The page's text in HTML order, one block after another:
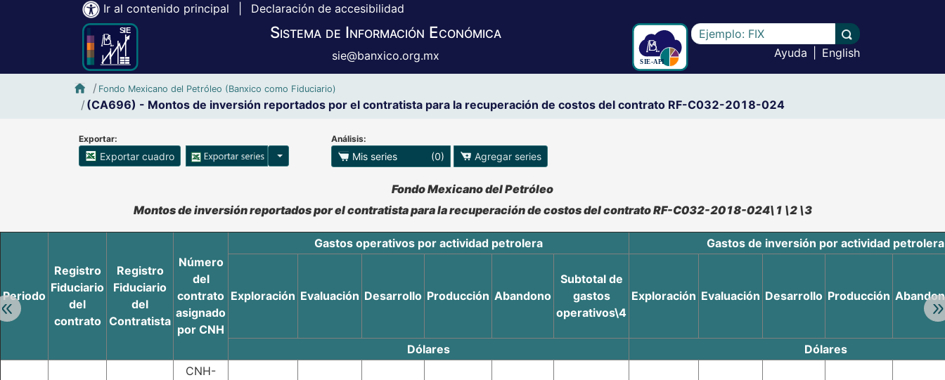
Ir al contenido principal Declaración de accesibilidad
Sistema de Información Económica
sie@banxico.org.mx
Escriba el texto a buscar
Llevar a cabo la
Ayuda
English
Inicio SIE-Banxico
Fondo Mexicano del Petróleo (Banxico como Fiduciario)
(CA696) - Montos de inversión reportados por el contratista para la recuperación de costos del contrato RF-C032-2018-024
Exportar:
Exportar cuadro Opciones para exportar series
Análisis:
Mis series (0) Agregar series
Retroceder:
Accesibilidad de Cuadros Analíticos, al exportar el cuadro se pueden manipular los datos en XLS
Fondo Mexicano del Petróleo
Montos de inversión reportados por el contratista para la recuperación de costos del contrato RF-C032-2018-024\1 \2 \3
Periodo
Registro
Fiduciario
del
contrato
Registro
Fiduciario
del
Contratista
Número
del
contrato
asignado
por CNH
Gastos operativos por actividad petrolera Gastos de inversión por actividad petrolera
Exploración Evaluación Desarrollo Producción Abandono
Subtotal de
gastos
operativos\4
Exploración Evaluación Desarrollo Producción
Dólares Dólares
CNH-